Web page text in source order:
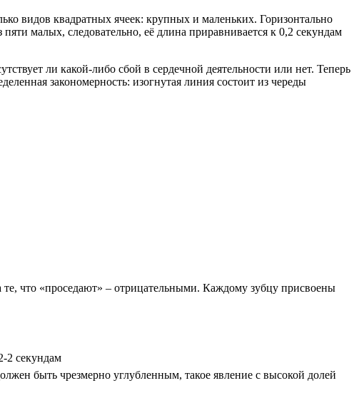
видов квадратных ячеек: крупных и маленьких. Горизонтально
малых, следовательно, её длина приравнивается к 0,2 секундам
ли какой-либо сбой в сердечной деятельности или нет. Теперь
закономерность: изогнутая линия состоит из череды
что «проседают» – отрицательными. Каждому зубцу присвоены
2 секундам
быть чрезмерно углубленным, такое явление с высокой долей